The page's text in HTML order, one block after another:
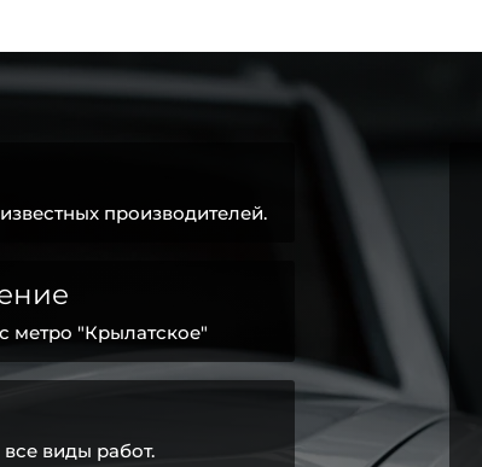
производителей.
метро "Крылатское"
виды работ.